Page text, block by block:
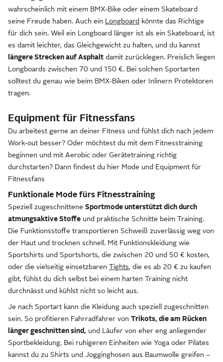
wahrscheinlich mit einem BMX-Bike oder einem Skateboard
seine Freude haben. Auch ein Longboard könnte das Richtige
für dich sein. Weil ein Longboard länger ist als ein Skateboard, ist
es damit leichter, das Gleichgewicht zu halten, und du kannst
längere Strecken auf Asphalt damit zurücklegen. Preislich liegen
Longboards zwischen 70 und 150 €. Bei solchen Sportarten
solltest du genau wie beim BMX-Biken oder Inlinern Protektoren
tragen.
Equipment für Fitnessfans
Du arbeitest gerne an deiner Fitness und fühlst dich nach jedem
Work-out besser? Oder möchtest du mit dem Fitnesstraining
beginnen und mit Aerobic oder Gerätetraining richtig
durchstarten? Dann findest du hier Mode und Equipment für
Fitnessfans
Funktionale Mode fürs Fitnesstraining
Speziell zugeschnittene Sportmode unterstützt dich durch
atmungsaktive Stoffe und praktische Schnitte beim Training.
Die Funktionsstoffe transportieren Schweiß zuverlässig weg von
der Haut und trocknen schnell. Mit Funktionskleidung wie
Sportshirts und Sportshorts, die zwischen 20 und 50 € kosten,
oder die vielseitig einsetzbaren Tights, die es ab 20 € zu kaufen
gibt, fühlst du dich selbst bei einem harten Training nicht
durchnässt und kühlst nicht so leicht aus.
Je nach Sportart kann die Kleidung auch speziell zugeschnitten
sein. So profitieren Fahrradfahrer von Trikots, die am Rücken
länger geschnitten sind, und Läufer von eher eng anliegender
Sportbekleidung. Bei ruhigeren Einheiten wie Yoga oder Pilates
kannst du zu Shirts und Jogginghosen aus Baumwolle greifen –